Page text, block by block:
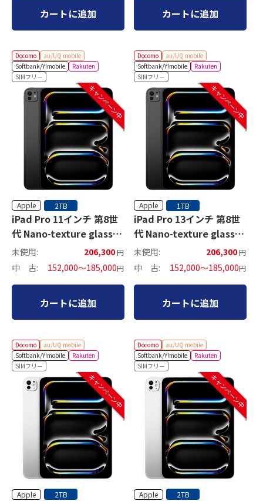
カートに追加 カートに追加
Docomo
au/UQ mobile
Softbank/Y!mobile
Rakuten
SIMフリー
キャンペーン中
Apple 2TB
iPad Pro 11インチ 第8世
代 Nano-texture glass
セルラーモデル
未使用: 206,300円
中 古: 152,000～185,000円
カートに追加
Docomo
au/UQ mobile
Softbank/Y!mobile
Rakuten
SIMフリー
キャンペーン中
Apple 1TB
iPad Pro 13インチ 第8世
代 Nano-texture glass
セルラーモデル
未使用: 206,300円
中 古: 152,000～185,000円
カートに追加
Docomo
au/UQ mobile
Softbank/Y!mobile
Rakuten
SIMフリー
キャンペーン中
Apple 2TB
Docomo
au/UQ mobile
Softbank/Y!mobile
Rakuten
SIMフリー
キャンペーン中
Apple 2TB